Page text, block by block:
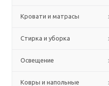
Кровати и матрасы
Стирка и уборка
Освещение
Ковры и напольные